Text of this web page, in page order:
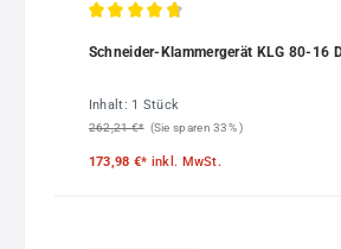
Schneider-Klammergerät KLG 80-16
Inhalt: 1 Stück
262,21 €* (Sie sparen 33% )
173,98 €* inkl. MwSt.